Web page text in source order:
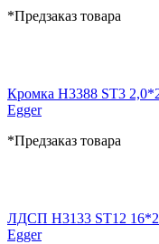
*Предзаказ товара
Кромка H3388 ST3
Egger
*Предзаказ товара
ЛДСП H3133 ST12
Egger